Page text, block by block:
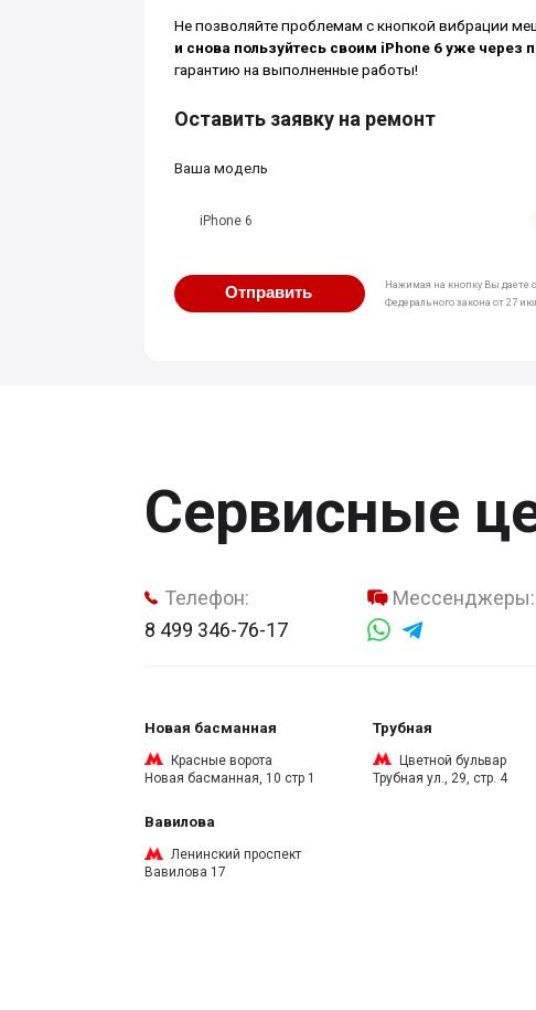
Не позволяйте проблемам с кнопкой вибрации
и снова пользуйтесь своим iPhone 6 уже через
гарантию на выполненные работы!
Оставить заявку на ремонт
Ваша модель
iPhone 6
Отправить
Нажимая на кнопку Вы даете
Федерального закона от 27
Сервисные
Телефон:
8 499 346-76-17
Мессенджеры:
Новая басманная
Красные ворота
Новая басманная, 10 стр 1
Трубная
Цветной бульвар
Трубная ул., 29, стр. 4
Вавилова
Ленинский проспект
Вавилова 17